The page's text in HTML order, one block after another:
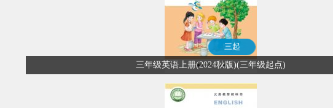
三起
三年级英语上册(2024秋版)(三年级起点)